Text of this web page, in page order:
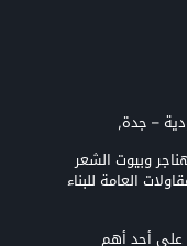
– جدة,
وبيوت الشعر
العامة للبناء
على أحد أهم